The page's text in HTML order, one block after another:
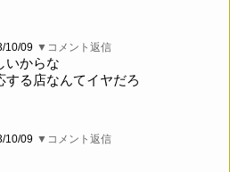
10/09 ▼コメント返信
いからな
する店なんてイヤだろ
10/09 ▼コメント返信